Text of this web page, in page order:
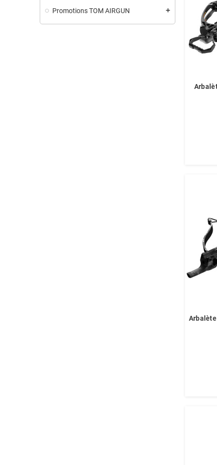
Promotions TOM AIRGUN add